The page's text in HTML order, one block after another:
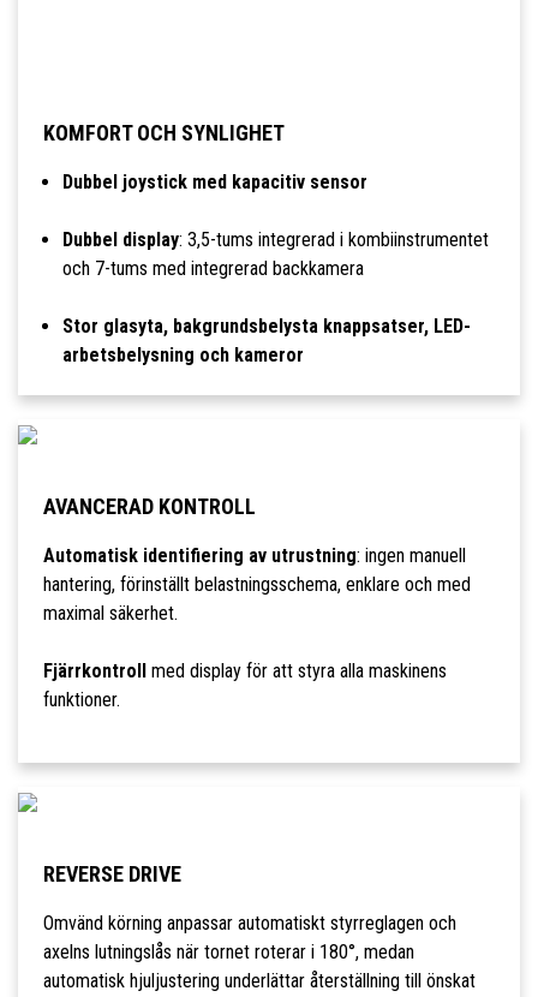
KOMFORT OCH SYNLIGHET
Dubbel joystick med kapacitiv sensor
Dubbel display: 3,5-tums integrerad i kombiinstrumentet
och 7-tums med integrerad backkamera
Stor glasyta, bakgrundsbelysta knappsatser, LED-
arbetsbelysning och kameror
AVANCERAD KONTROLL
Automatisk identifiering av utrustning: ingen manuell
hantering, förinställt belastningsschema, enklare och med
maximal säkerhet.
Fjärrkontroll
med display för att styra alla maskinens
funktioner.
REVERSE DRIVE
Omvänd körning anpassar automatiskt styrreglagen och
axelns lutningslås när tornet roterar i 180°, medan
automatisk hjuljustering underlättar återställning till önskat